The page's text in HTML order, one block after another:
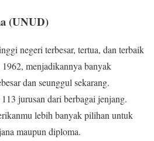
(UNUD)
negeri terbesar, tertua, dan terbaik
menjadikannya banyak
dan seunggul sekarang.
jurusan dari berbagai jenjang.
lebih banyak pilihan untuk
maupun diploma.